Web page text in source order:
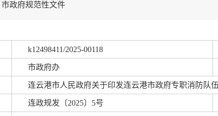
市政府规范性文件
k12498411/2025-00118
市政府办
连云港市人民政府关于印发连云港市政府专职消防队
连政规发〔2025〕5号